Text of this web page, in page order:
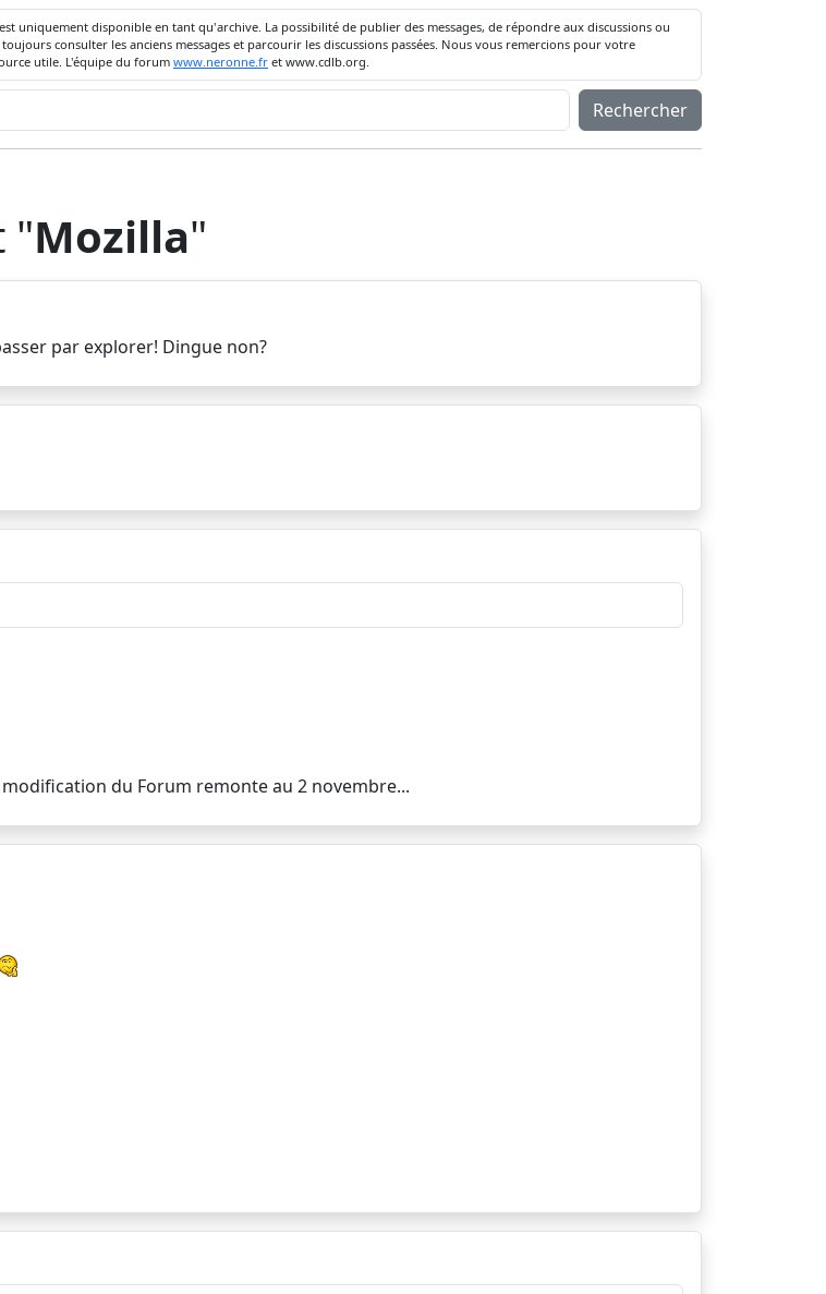
uniquement disponible en tant qu'archive. La possibilité de publier des messages, de répondre aux discussions ou
consulter les anciens messages et parcourir les discussions passées. Nous vous remercions pour votre
utile. L'équipe du forum www.neronne.fr et www.cdlb.org.
Rechercher
"Mozilla"
par explorer! Dingue non?
du Forum remonte au 2 novembre...